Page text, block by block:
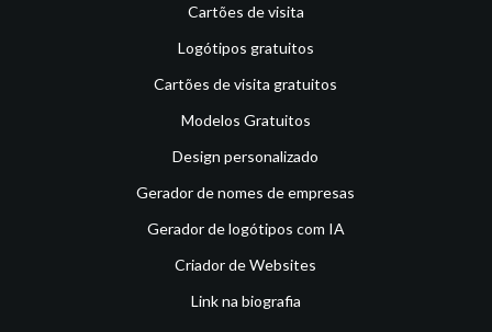
Cartões de visita
Logótipos gratuitos
Cartões de visita gratuitos
Modelos Gratuitos
Design personalizado
Gerador de nomes de empresas
Gerador de logótipos com IA
Criador de Websites
Link na biografia